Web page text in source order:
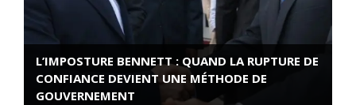
L’IMPOSTURE BENNETT : QUAND LA RUPTURE DE
CONFIANCE DEVIENT UNE MÉTHODE DE
GOUVERNEMENT